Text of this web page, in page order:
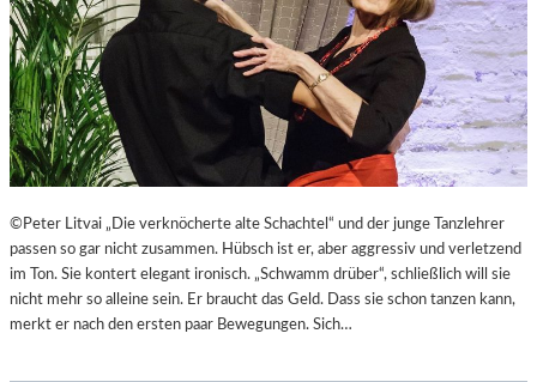
T
L
E
R
I
N
E
N
I
N
D
E
©Peter Litvai „Die verknöcherte alte Schachtel“ und der junge Tanzlehrer
passen so gar nicht zusammen. Hübsch ist er, aber aggressiv und verletzend
im Ton. Sie kontert elegant ironisch. „Schwamm drüber“, schließlich will sie
nicht mehr so alleine sein. Er braucht das Geld. Dass sie schon tanzen kann,
merkt er nach den ersten paar Bewegungen. Sich…